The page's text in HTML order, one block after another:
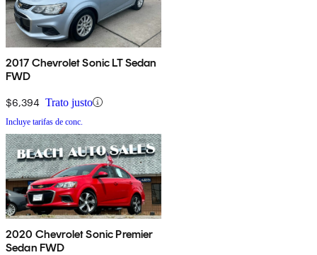
2017 Chevrolet Sonic LT Sedan
FWD
$6,394 Trato justo
Incluye tarifas de conc.
2020 Chevrolet Sonic Premier
Sedan FWD